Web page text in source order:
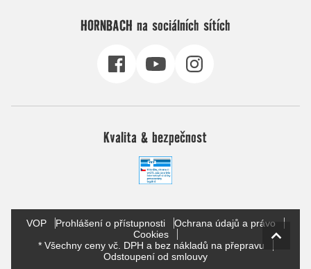
HORNBACH na sociálních sítích
Kvalita & bezpečnost
VOP Prohlášení o přístupnosti
Ochrana údajů a právo
Cookies
* Všechny ceny vč. DPH a bez nákladů na přepravu
Odstoupení od smlouvy